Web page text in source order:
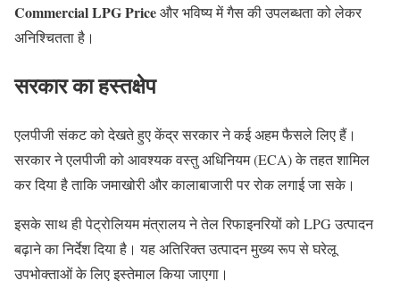
Commercial LPG Priceऔर भविष्य में गैस की उपलब्धता को लेकर
अनिश्चितता है।
सरकार का हस्तक्षेप
एलपीजी संकट को देखते हुए केंद्र सरकार ने कई अहम फैसले लिए हैं।
सरकार ने एलपीजी को आवश्यक वस्तु अधिनियम (ECA) के तहत शामिल
कर दिया है ताकि जमाखोरी और कालाबाजारी पर रोक लगाई जा सके।
इसके साथ ही पेट्रोलियम मंत्रालय ने तेल रिफाइनरियों को LPG उत्पादन
बढ़ाने का निर्देश दिया है। यह अतिरिक्त उत्पादन मुख्य रूप से घरेलू
उपभोक्ताओं के लिए इस्तेमाल किया जाएगा।